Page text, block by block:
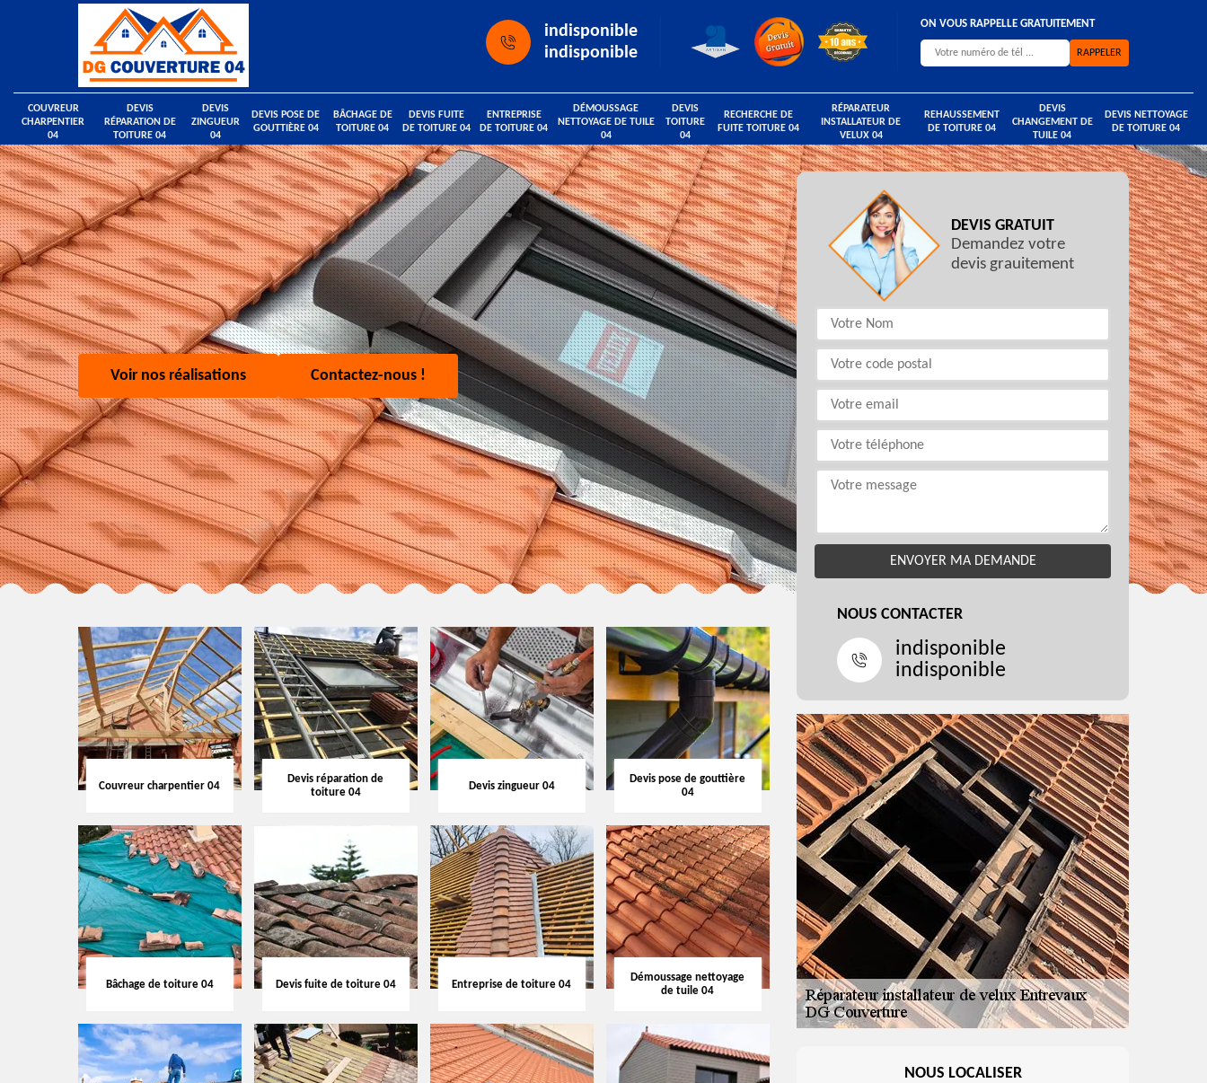
indisponible
indisponible
ON VOUS RAPPELLE GRATUITEMENT
COUVREUR
CHARPENTIER
04
DEVIS
RÉPARATION DE
TOITURE 04
DEVIS
ZINGUEUR
04
DEVIS POSE DE
GOUTTIÈRE 04
BÂCHAGE DE
TOITURE 04
DEVIS FUITE
DE TOITURE 04
ENTREPRISE
DE TOITURE 04
DÉMOUSSAGE
NETTOYAGE DE TUILE
04
DEVIS
TOITURE
04
RECHERCHE DE
FUITE TOITURE 04
RÉPARATEUR
INSTALLATEUR DE
VELUX 04
REHAUSSEMENT
DE TOITURE 04
DEVIS
CHANGEMENT DE
TUILE 04
DEVIS NETTOYAGE
DE TOITURE 04
Voir nos réalisations Contactez-nous !
Couvreur charpentier 04
Devis réparation de
toiture 04
Devis zingueur 04
Devis pose de gouttière
04
Bâchage de toiture 04 Devis fuite de toiture 04 Entreprise de toiture 04
Démoussage nettoyage
de tuile 04
DEVIS GRATUIT
Demandez votre
devis grauitement
NOUS CONTACTER
indisponible
indisponible
NOUS LOCALISER